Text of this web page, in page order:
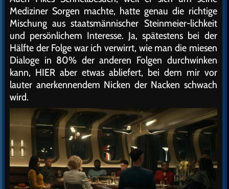
Mediziner Sorgen machte, hatte genau die richtige
Mischung aus staatsmännischer Steinmeier-lichkeit
und persönlichem Interesse. Ja, spätestens bei der
Hälfte der Folge war ich verwirrt, wie man die miesen
Dialoge in 80% der anderen Folgen durchwinken
kann, HIER aber etwas abliefert, bei dem mir vor
lauter anerkennendem Nicken der Nacken schwach
wird.